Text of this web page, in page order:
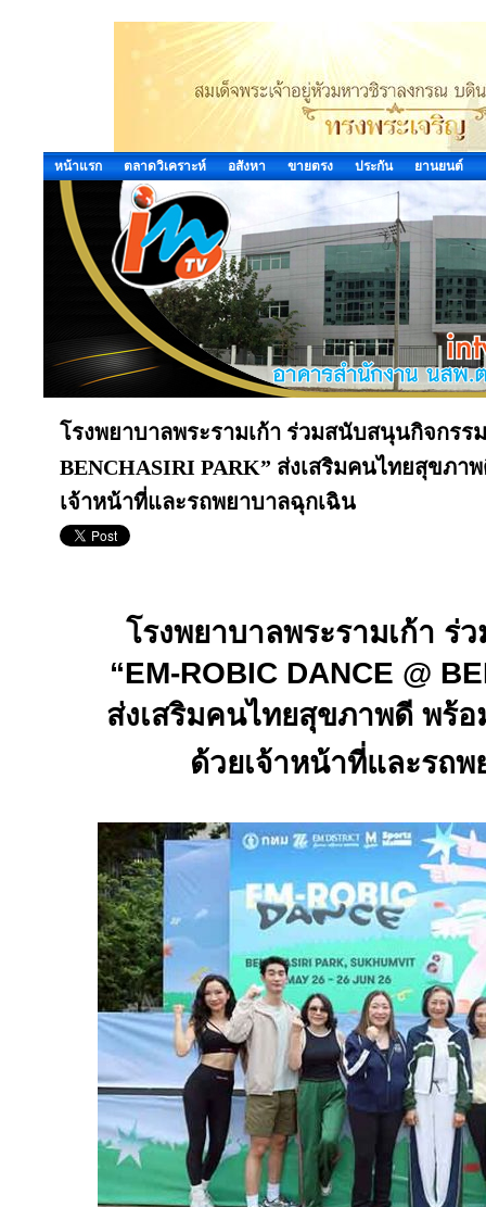
หน้าแรก ตลาดวิเคราะห์ อสังหา ขายตรง ประกัน ยานยนต์
โรงพยาบาลพระรามเก้า ร่วมสนับสนุนกิจกรร
BENCHASIRI PARK” ส่งเสริมคนไทยสุขภ
เจ้าหน้าที่และรถพยาบาลฉุกเฉิน
โรงพยาบาลพระรามเก้า ร่
“EM-ROBIC DANCE @
ส่งเสริมคนไทยสุขภาพดี พร้
ด้วยเจ้าหน้าที่และรถ